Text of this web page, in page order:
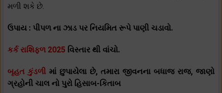
મળી શકે છે.
ઉપાય : પીપળ ના ઝાડ પર નિયમિત રૂપે પાણી ચડાવો.
કર્ક રાશિફળ 2025 વિસ્તાર થી વાંચો.
બૃહત કુંડળી માં છુપાયેલા છે, તમારા જીવનના બધાજ રાજ, જાણો
ગ્રહોની ચાલ નો પુરો હિસાબ-કિતાબ